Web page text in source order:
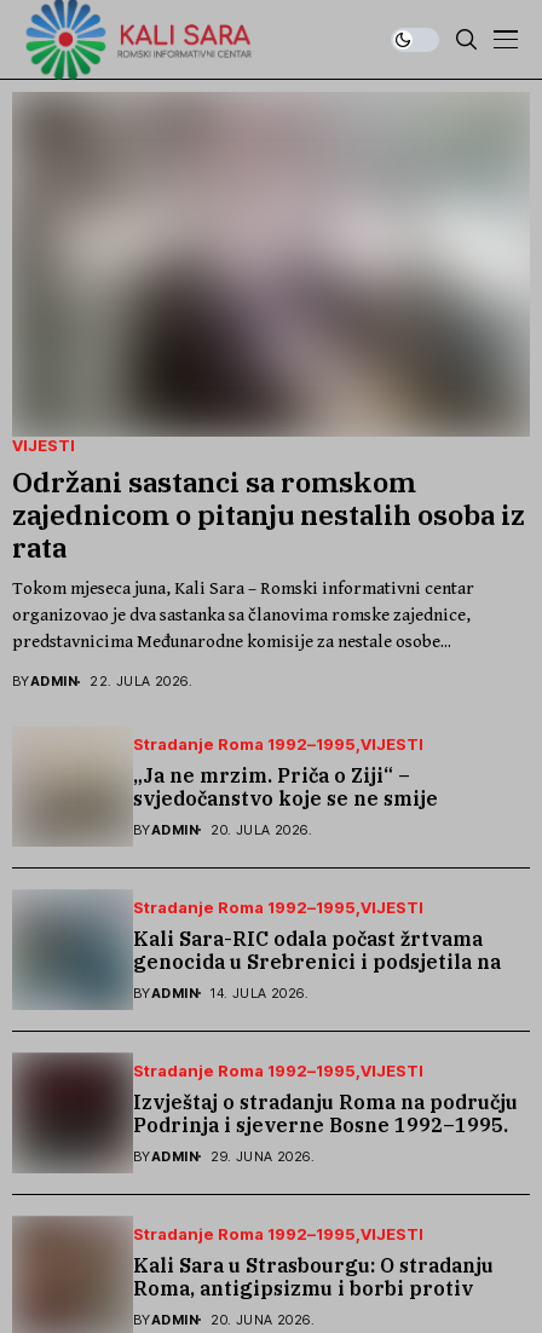
VIJESTI
Održani sastanci sa romskom
zajednicom o pitanju nestalih osoba iz
rata
Tokom mjeseca juna, Kali Sara – Romski informativni centar
organizovao je dva sastanka sa članovima romske zajednice,
predstavnicima Međunarodne komisije za nestale osobe...
BYADMIN 22. JULA 2026.
Stradanje Roma 1992–1995 VIJESTI
„Ja ne mrzim. Priča o Ziji“ –
svjedočanstvo koje se ne smije
zaboraviti
BYADMIN 20. JULA 2026.
Stradanje Roma 1992–1995 VIJESTI
Kali Sara-RIC odala počast žrtvama
genocida u Srebrenici i podsjetila na
stradanje Roma iz Skočića
BYADMIN 14. JULA 2026.
Stradanje Roma 1992–1995 VIJESTI
Izvještaj o stradanju Roma na području
Podrinja i sjeverne Bosne 1992–1995.
godine
BYADMIN 29. JUNA 2026.
Stradanje Roma 1992–1995 VIJESTI
Kali Sara u Strasbourgu: O stradanju
Roma, antigipsizmu i borbi protiv
govora mržnje
BYADMIN 20. JUNA 2026.